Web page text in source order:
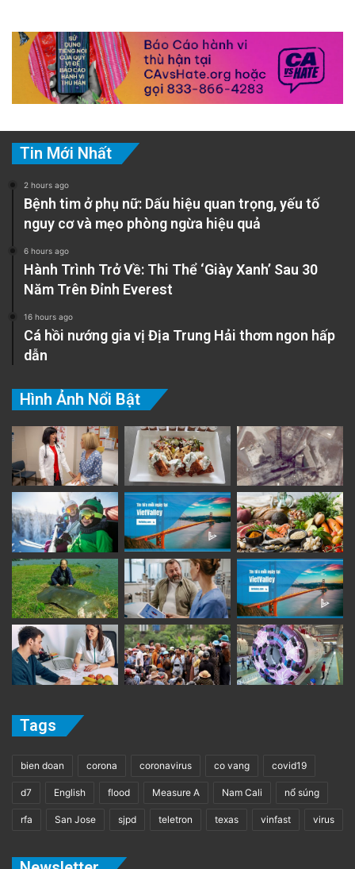
Tin Mới Nhất
2 hours ago
Bệnh tim ở phụ nữ: Dấu hiệu quan trọng, yếu tố
nguy cơ và mẹo phòng ngừa hiệu quả
6 hours ago
Hành Trình Trở Về: Thi Thể ‘Giày Xanh’ Sau 30
Năm Trên Đỉnh Everest
16 hours ago
Cá hồi nướng gia vị Địa Trung Hải thơm ngon hấp
dẫn
Hình Ảnh Nổi Bật
Tags
bien doan corona coronavirus co vang covid19
d7 English flood Measure A Nam Cali nổ súng
rfa San Jose sjpd teletron texas vinfast virus